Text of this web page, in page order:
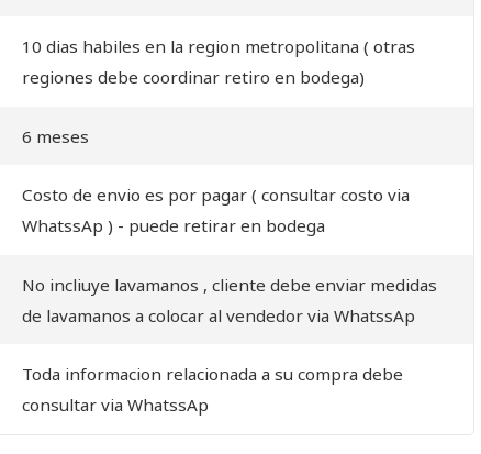
10 dias habiles en la region metropolitana ( otras
regiones debe coordinar retiro en bodega)
6 meses
Costo de envio es por pagar ( consultar costo via
WhatssAp ) - puede retirar en bodega
No incliuye lavamanos , cliente debe enviar medidas
de lavamanos a colocar al vendedor via WhatssAp
Toda informacion relacionada a su compra debe
consultar via WhatssAp